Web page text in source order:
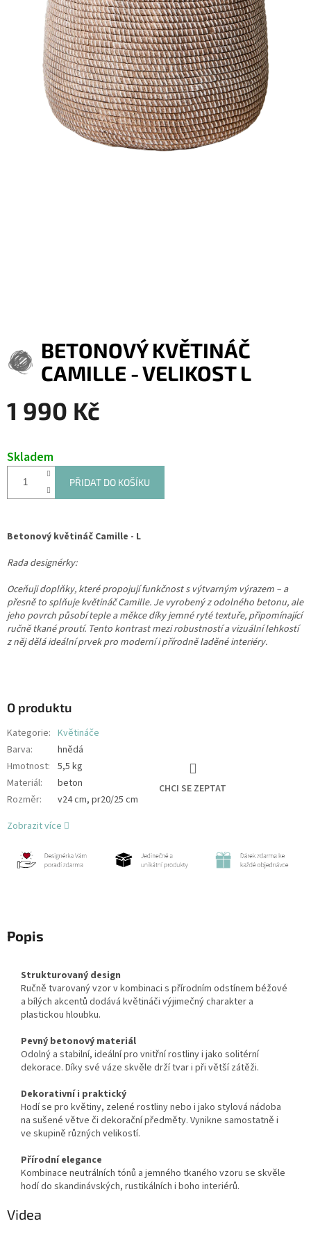
BETONOVÝ KVĚTINÁČ
CAMILLE - VELIKOST L
1 990 Kč
Skladem
PŘIDAT DO KOŠÍKU
Betonový květináč Camille - L
Rada designérky:
Oceňuji doplňky, které propojují funkčnost s výtvarným výrazem – a
přesně to splňuje květináč Camille. Je vyrobený z odolného betonu, ale
jeho povrch působí teple a měkce díky jemné ryté textuře, připomínající
ručně tkané proutí. Tento kontrast mezi robustností a vizuální lehkostí
z něj dělá ideální prvek pro moderní i přírodně laděné interiéry.
O produktu
Kategorie: Květináče
Barva:
hnědá
Hmotnost: 5,5 kg
Materiál:
beton
Rozměr: v24 cm, pr20/25 cm
CHCI SE ZEPTAT
Zobrazit více
Popis
Strukturovaný design
Ručně tvarovaný vzor v kombinaci s přírodním odstínem béžové
a bílých akcentů dodává květináči výjimečný charakter a
plastickou hloubku.
Pevný betonový materiál
Odolný a stabilní, ideální pro vnitřní rostliny i jako solitérní
dekorace. Díky své váze skvěle drží tvar i při větší zátěži.
Dekorativní i praktický
Hodí se pro květiny, zelené rostliny nebo i jako stylová nádoba
na sušené větve či dekorační předměty. Vynikne samostatně i
ve skupině různých velikostí.
Přírodní elegance
Kombinace neutrálních tónů a jemného tkaného vzoru se skvěle
hodí do skandinávských, rustikálních i boho interiérů.
Videa